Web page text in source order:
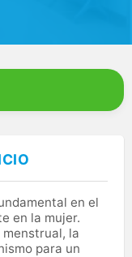
en el
en la mujer.
la
para un